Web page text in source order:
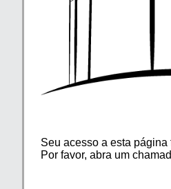
Seu acesso a esta
Por favor, abra um